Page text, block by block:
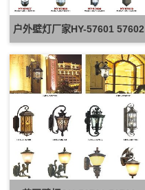
户外壁灯厂家HY-57601 57602